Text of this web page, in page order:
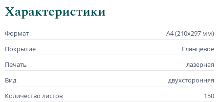
Характеристики
Формат
А4 (210х297 мм)
Покрытие
Глянцевое
Печать
лазерная
Вид
двухсторонняя
Количество листов
150